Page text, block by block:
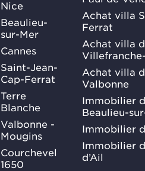
Nice
Beaulieu-
sur-Mer
Cannes
Saint-Jean-
Cap-Ferrat
Terre
Blanche
Valbonne -
Mougins
Courchevel
1650
Achat villa
Ferrat
Achat villa
Achat villa
Valbonne
Immobilier
Beaulieu-
Immobilier
Immobilier
d’Ail